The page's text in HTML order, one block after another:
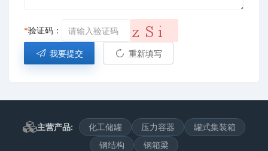
*验证码：
我要提交 重新填写
主营产品: 化工储罐 压力容器
罐式集装箱
钢结构
钢箱梁